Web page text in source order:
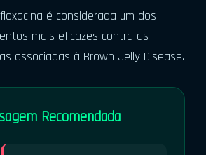
é considerada um dos
mais eficazes contra as
associadas à Brown Jelly Disease.
Recomendada